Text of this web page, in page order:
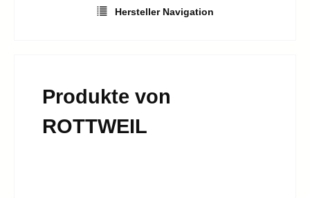
Hersteller Navigation
Produkte von
ROTTWEIL